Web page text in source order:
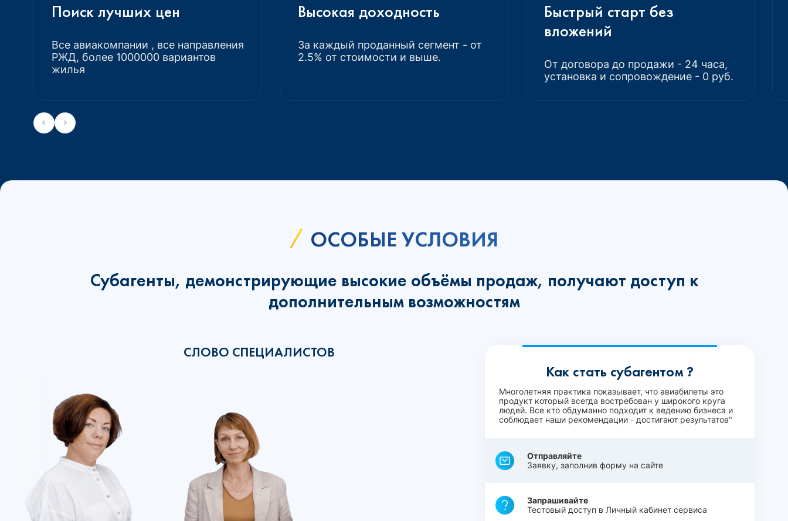
Поиск лучших цен
Все авиакомпании , все направления
РЖД, более 1000000 вариантов
жилья
Высокая доходность
За каждый проданный сегмент - от
2.5% от стоимости и выше.
Быстрый старт без
вложений
От договора до продажи - 24 часа,
установка и сопровождение - 0 руб.
ОСОБЫЕ УСЛОВИЯ
Субагенты, демонстрирующие высокие объёмы продаж, получают доступ к
дополнительным возможностям
СЛОВО СПЕЦИАЛИСТОВ
Как стать субагентом ?
Многолетняя практика показывает, что авиабилеты это
продукт который всегда востребован у широкого круга
людей. Все кто обдуманно подходит к ведению бизнеса и
соблюдает наши рекомендации - достигают результатов"
Отправляйте
Заявку, заполнив форму на сайте
Запрашивайте
Тестовый доступ в Личный кабинет сервиса